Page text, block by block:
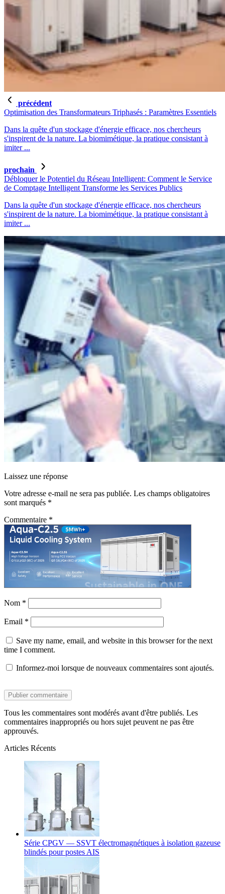
précédent
Optimisation des Transformateurs Triphasés : Paramètres Essentiels
Dans la quête d'un stockage d'énergie efficace, nos chercheurs
s'inspirent de la nature. La biomimétique, la pratique consistant à
imiter ...
prochain
Débloquer le Potentiel du Réseau Intelligent: Comment le Service
de Comptage Intelligent Transforme les Services Publics
Dans la quête d'un stockage d'énergie efficace, nos chercheurs
s'inspirent de la nature. La biomimétique, la pratique consistant à
imiter ...
Laissez une réponse
Votre adresse e-mail ne sera pas publiée. Les champs obligatoires
sont marqués *
Commentaire *
Nom *
Email *
Save my name, email, and website in this browser for the next
time I comment.
Informez-moi lorsque de nouveaux commentaires sont ajoutés.
Tous les commentaires sont modérés avant d'être publiés. Les
commentaires inappropriés ou hors sujet peuvent ne pas être
approuvés.
Articles Récents
Série CPGV — SSVT électromagnétiques à isolation gazeuse
blindés pour postes AIS